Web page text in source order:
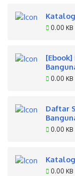
0.00 KB
0.00 KB
Daftar
0.00 KB
0.00 KB